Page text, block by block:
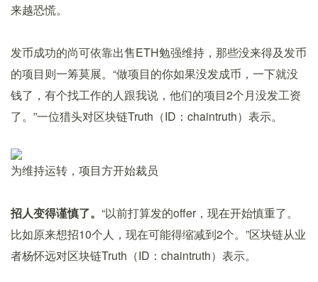
来越恐慌。
发币成功的尚可依靠出售ETH勉强维持，那些没来得及发币
的项目则一筹莫展。“做项目的你如果没发成币，一下就没
钱了，有个找工作的人跟我说，他们的项目2个月没发工资
了。”一位猎头对区块链Truth（ID：chaintruth）表示。
为维持运转，项目方开始裁员
招人变得谨慎了。 “以前打算发的offer，现在开始慎重了。
比如原来想招10个人，现在可能得缩减到2个。”区块链从业
者杨怀远对区块链Truth（ID：chaintruth）表示。